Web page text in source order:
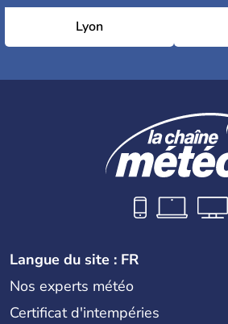
Lyon
Langue du site : FR
Nos experts météo
Certificat d'intempéries